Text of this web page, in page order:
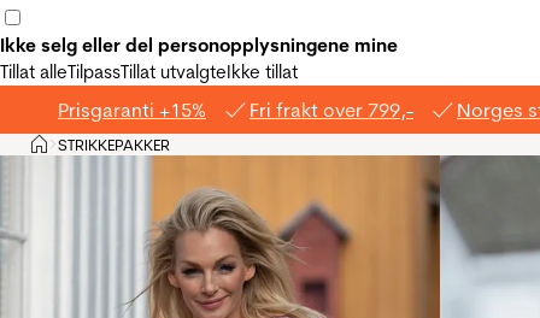
Ikke selg eller del personopplysningene mine
Tillat alleTilpassTillat utvalgteIkke tillat
Prisgaranti +15% Fri frakt over 799,- Norges
Hjem
>STRIKKEPAKKER